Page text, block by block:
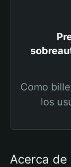
Como
los
Acerca de